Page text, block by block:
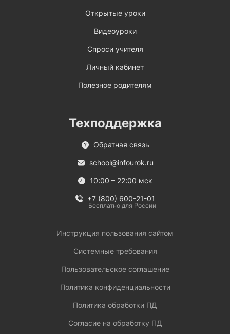
Открытые уроки
Видеоуроки
Спроси учителя
Личный кабинет
Полезное родителям
Техподдержка
Обратная связь
school@infourok.ru
10:00 – 22:00 мск
+7 (800) 600-21-01
Бесплатно для России
Инструкция пользования сайтом
Системные требования
Пользовательское соглашение
Политика конфиденциальности
Политика обработки ПД
Согласие на обработку ПД